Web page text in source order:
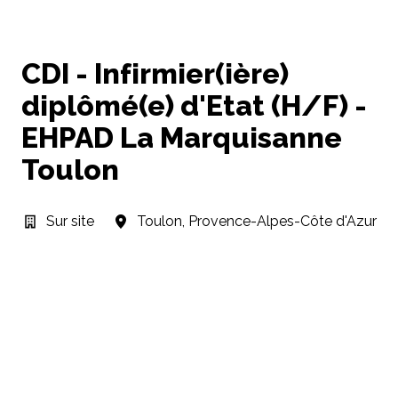
CDI - Infirmier(ière)
diplômé(e) d'Etat (H/F) -
EHPAD La Marquisanne
Toulon
Sur site Toulon, Provence-Alpes-Côte d'Azur